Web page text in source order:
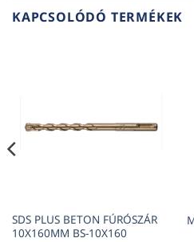
KAPCSOLÓDÓ TERMÉKEK
SDS PLUS BETON FÚRÓSZÁR
10X160MM BS-10X160